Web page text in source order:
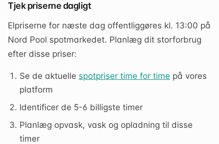
Tjek priserne dagligt
Elpriserne for næste dag offentliggøres kl. 13:00 på
Nord Pool spotmarkedet. Planlæg dit storforbrug
efter disse priser:
Se de aktuelle spotpriser time for time på vores
platform
Identificer de 5-6 billigste timer
Planlæg opvask, vask og opladning til disse
timer